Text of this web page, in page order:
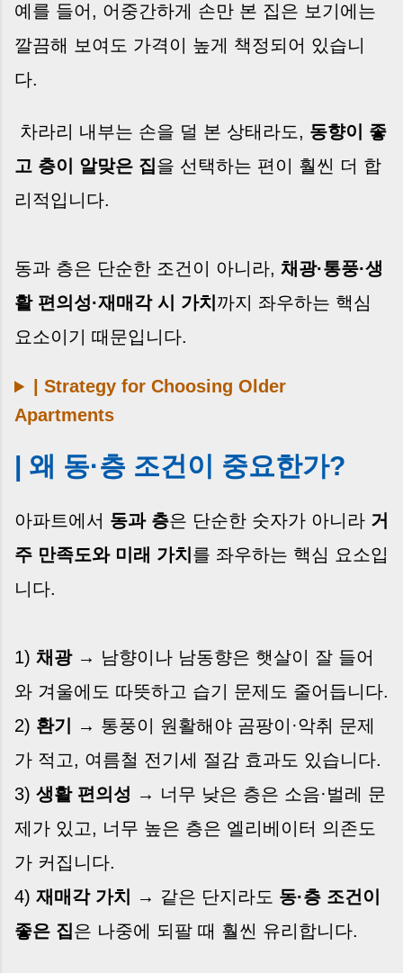
예를 들어, 어중간하게 손만 본 집은 보기에는
깔끔해 보여도 가격이 높게 책정되어 있습니
다.
차라리 내부는 손을 덜 본 상태라도, 동향이 좋
고 층이 알맞은 집을 선택하는 편이 훨씬 더 합
리적입니다.
동과 층은 단순한 조건이 아니라, 채광·통풍·생
활 편의성·재매각 시 가치 까지 좌우하는 핵심
요소이기 때문입니다.
| Strategy for Choosing Older
Apartments
| 왜 동·층 조건이 중요한가?
아파트에서 동과 층은 단순한 숫자가 아니라 거
주 만족도와 미래 가치 를 좌우하는 핵심 요소입
니다.
1) 채광→ 남향이나 남동향은 햇살이 잘 들어
와 겨울에도 따뜻하고 습기 문제도 줄어듭니다.
2) 환기
→ 통풍이 원활해야 곰팡이·악취 문제
가 적고, 여름철 전기세 절감 효과도 있습니다.
3) 생활 편의성 → 너무 낮은 층은 소음·벌레 문
제가 있고, 너무 높은 층은 엘리베이터 의존도
가 커집니다.
4) 재매각 가치 → 같은 단지라도 동·층 조건이
좋은 집은 나중에 되팔 때 훨씬 유리합니다.